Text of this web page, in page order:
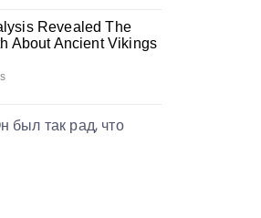
был так рад, что